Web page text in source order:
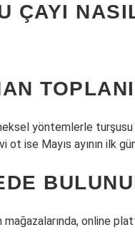
ÇAYI
yöntemlerle
ise Mayıs ayının ilk
mağazalarında, online